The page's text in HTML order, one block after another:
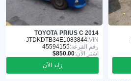
TOYOTA PRIUS C 2014
VIN:
JTDKDTB34E1083844
رقم القرعة:45594155
اشترِ الآن:
زايد الآن